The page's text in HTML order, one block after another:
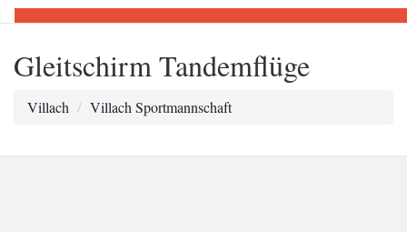
Gleitschirm Tandemflüge
Villach Villach Sportmannschaft